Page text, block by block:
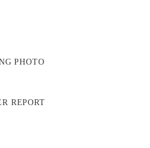
PHOTO
REPORT